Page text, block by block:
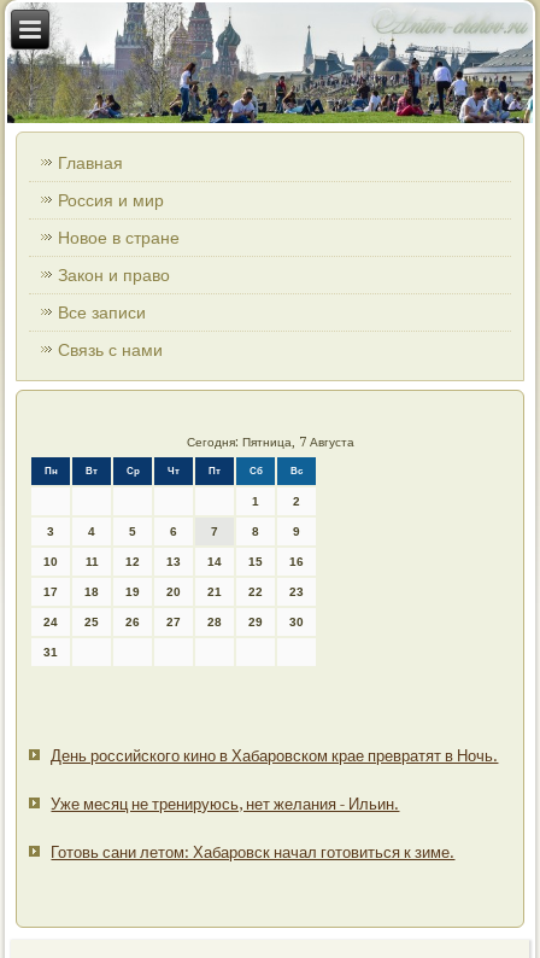
Главная
Россия и мир
Новое в стране
Закон и право
Все записи
Связь с нами
Сегодня: Пятница, 7 Августа
Пн Вт Ср Чт Пт Сб Вс
1 2
3 4 5 6 7 8 9
10 11 12 13 14 15 16
17 18 19 20 21 22 23
24 25 26 27 28 29 30
31
День российского кино в Хабаровском крае превратят в Ночь.
Уже месяц не тренируюсь, нет желания - Ильин.
Готовь сани летом: Хабаровск начал готовиться к зиме.